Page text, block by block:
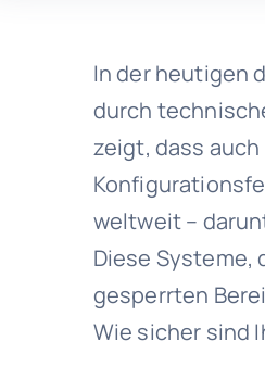
In der heutigen
durch
zeigt, dass
weltweit –
Diese
gesperrten
Wie sicher sind